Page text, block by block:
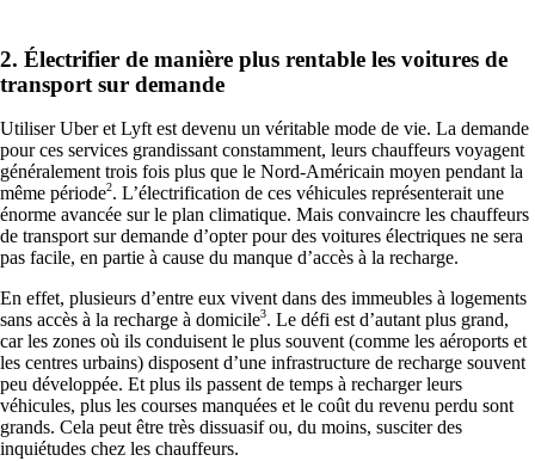
2. Électrifier de manière plus rentable les voitures de
transport sur demande
Utiliser Uber et Lyft est devenu un véritable mode de vie. La demande
pour ces services grandissant constamment, leurs chauffeurs voyagent
généralement trois fois plus que le Nord-Américain moyen pendant la
même période2. L’électrification de ces véhicules représenterait une
énorme avancée sur le plan climatique. Mais convaincre les chauffeurs
de transport sur demande d’opter pour des voitures électriques ne sera
pas facile, en partie à cause du manque d’accès à la recharge.
En effet, plusieurs d’entre eux vivent dans des immeubles à logements
sans accès à la recharge à domicile3. Le défi est d’autant plus grand,
car les zones où ils conduisent le plus souvent (comme les aéroports et
les centres urbains) disposent d’une infrastructure de recharge souvent
peu développée. Et plus ils passent de temps à recharger leurs
véhicules, plus les courses manquées et le coût du revenu perdu sont
grands. Cela peut être très dissuasif ou, du moins, susciter des
inquiétudes chez les chauffeurs.